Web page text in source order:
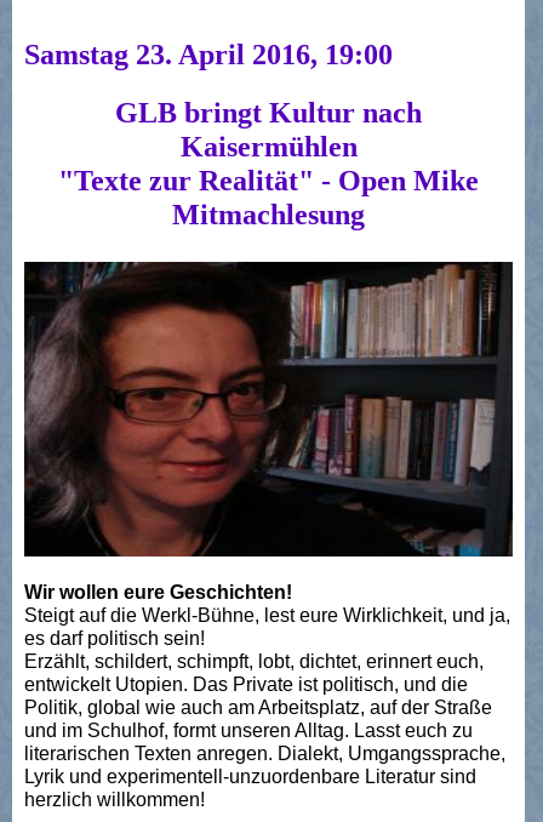
Samstag 23. April 2016, 19:00
GLB bringt Kultur nach
Kaisermühlen
"Texte zur Realität" - Open Mike
Mitmachlesung
Wir wollen eure Geschichten!
Steigt auf die Werkl-Bühne, lest eure Wirklichkeit, und ja,
es darf politisch sein!
Erzählt, schildert, schimpft, lobt, dichtet, erinnert euch,
entwickelt Utopien. Das Private ist politisch, und die
Politik, global wie auch am Arbeitsplatz, auf der Straße
und im Schulhof, formt unseren Alltag. Lasst euch zu
literarischen Texten anregen. Dialekt, Umgangssprache,
Lyrik und experimentell-unzuordenbare Literatur sind
herzlich willkommen!